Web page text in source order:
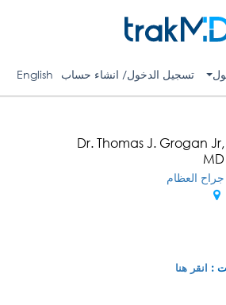
تسجيل الدخول/ انشاء حساب English
Dr. Thomas J. Grogan Jr,
MD
جراح العظام
: انقر هنا